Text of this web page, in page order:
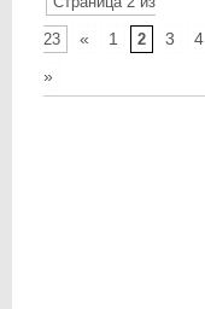
23 « 1 2 3 4
»